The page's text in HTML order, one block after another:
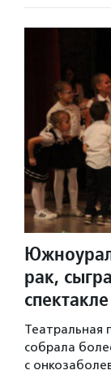
рак,
спектакле
Театральная
собрала
с